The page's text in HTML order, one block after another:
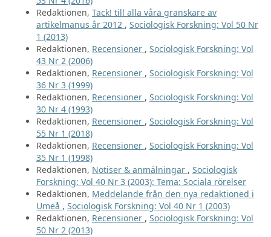
Redaktionen, Tack! till alla våra granskare av
artikelmanus år 2012 , Sociologisk Forskning: Vol 50 Nr
1 (2013)
Redaktionen, Recensioner , Sociologisk Forskning: Vol
43 Nr 2 (2006)
Redaktionen, Recensioner , Sociologisk Forskning: Vol
36 Nr 3 (1999)
Redaktionen, Recensioner , Sociologisk Forskning: Vol
30 Nr 4 (1993)
Redaktionen, Recensioner , Sociologisk Forskning: Vol
55 Nr 1 (2018)
Redaktionen, Recensioner , Sociologisk Forskning: Vol
35 Nr 1 (1998)
Redaktionen, Notiser & anmälningar , Sociologisk
Forskning: Vol 40 Nr 3 (2003): Tema: Sociala rörelser
Redaktionen, Meddelande från den nya redaktioned i
Umeå , Sociologisk Forskning: Vol 40 Nr 1 (2003)
Redaktionen, Recensioner , Sociologisk Forskning: Vol
50 Nr 2 (2013)